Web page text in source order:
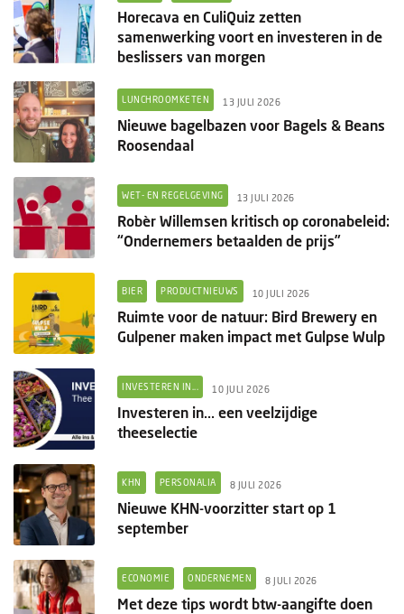
Horecava en CuliQuiz zetten
samenwerking voort en investeren in de
beslissers van morgen
LUNCHROOMKETEN 13 JULI 2026
Nieuwe bagelbazen voor Bagels & Beans
Roosendaal
WET- EN REGELGEVING 13 JULI 2026
Robèr Willemsen kritisch op coronabeleid:
“Ondernemers betaalden de prijs”
BIER PRODUCTNIEUWS 10 JULI 2026
Ruimte voor de natuur: Bird Brewery en
Gulpener maken impact met Gulpse Wulp
INVESTEREN IN... 10 JULI 2026
Investeren in... een veelzijdige
theeselectie
KHN PERSONALIA 8 JULI 2026
Nieuwe KHN-voorzitter start op 1
september
ECONOMIE ONDERNEMEN 8 JULI 2026
Met deze tips wordt btw-aangifte doen